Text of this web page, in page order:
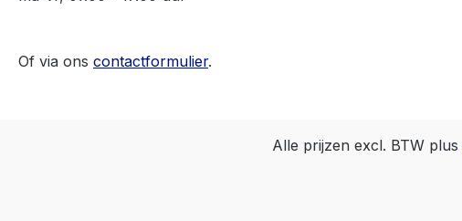
Of via ons contactformulier.
Alle prijzen excl. BTW plus